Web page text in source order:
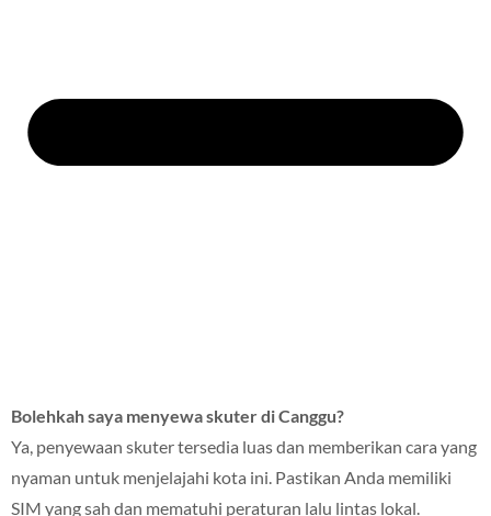
Bolehkah saya menyewa skuter di Canggu?
Ya, penyewaan skuter tersedia luas dan memberikan cara yang
nyaman untuk menjelajahi kota ini. Pastikan Anda memiliki
SIM yang sah dan mematuhi peraturan lalu lintas lokal.